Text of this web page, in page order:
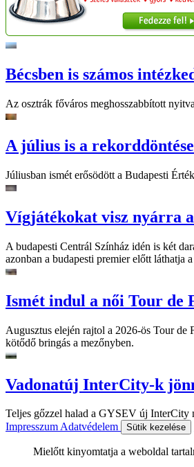
Bécsben is számos
Az osztrák főváros meghosszabbított
A július is a
Júliusban ismét erősödött a Budapesti
Vígjátékokat visz nyárra
A budapesti Centrál Színház idén is két
azonban a budapesti premier előtt láthatja
Ismét indul a női Tour de
Augusztus elején rajtol a 2026-ös Tour de
kötődő bringás a mezőnyben.
Vadonatúj InterCity-k
Teljes gőzzel halad a GYSEV új InterCity
ImpresszumAdatvédelem Sütik kezelése
Mielőtt kinyomtatja a weboldal